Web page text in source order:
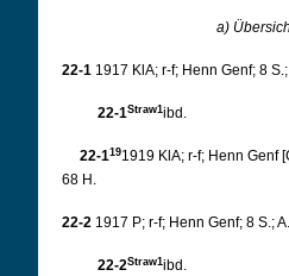
a)
22-1 1917 KlA; r-f; Henn Genf; 8
22-1Straw1 ibd.
22-1191919 KlA; r-f; Henn Genf
68 H.
22-2 1917 P; r-f; Henn Genf; 8 S.;
22-2Straw1 ibd.